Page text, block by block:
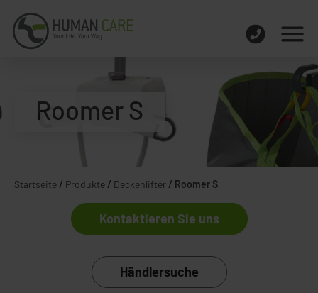
Roomer S
Startseite / Produkte / Deckenlifter / Roomer S
Kontaktieren Sie uns
Händlersuche